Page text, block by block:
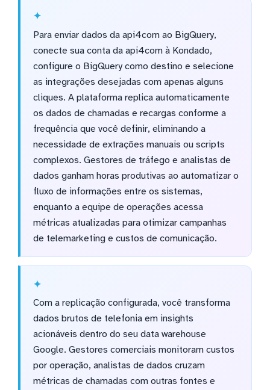
Para enviar dados da api4com ao BigQuery,
conecte sua conta da api4com à Kondado,
configure o BigQuery como destino e selecione
as integrações desejadas com apenas alguns
cliques. A plataforma replica automaticamente
os dados de chamadas e recargas conforme a
frequência que você definir, eliminando a
necessidade de extrações manuais ou scripts
complexos. Gestores de tráfego e analistas de
dados ganham horas produtivas ao automatizar o
fluxo de informações entre os sistemas,
enquanto a equipe de operações acessa
métricas atualizadas para otimizar campanhas
de telemarketing e custos de comunicação.
Com a replicação configurada, você transforma
dados brutos de telefonia em insights
acionáveis dentro do seu data warehouse
Google. Gestores comerciais monitoram custos
por operação, analistas de dados cruzam
métricas de chamadas com outras fontes e